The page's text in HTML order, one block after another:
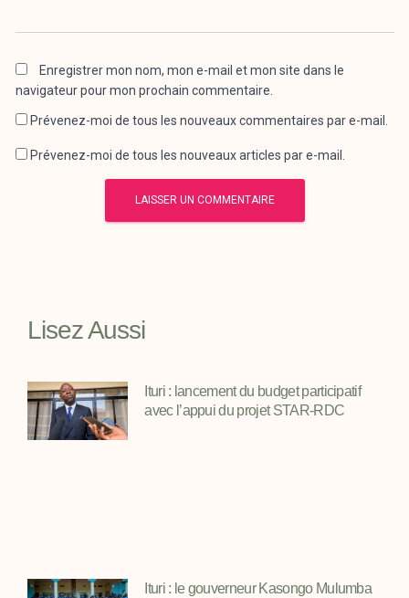
Enregistrer mon nom, mon e-mail et mon site dans le
navigateur pour mon prochain commentaire.
Prévenez-moi de tous les nouveaux commentaires par e-mail.
Prévenez-moi de tous les nouveaux articles par e-mail.
Lisez Aussi
Ituri : lancement du budget participatif
avec l’appui du projet STAR-RDC
Ituri : le gouverneur Kasongo Mulumba